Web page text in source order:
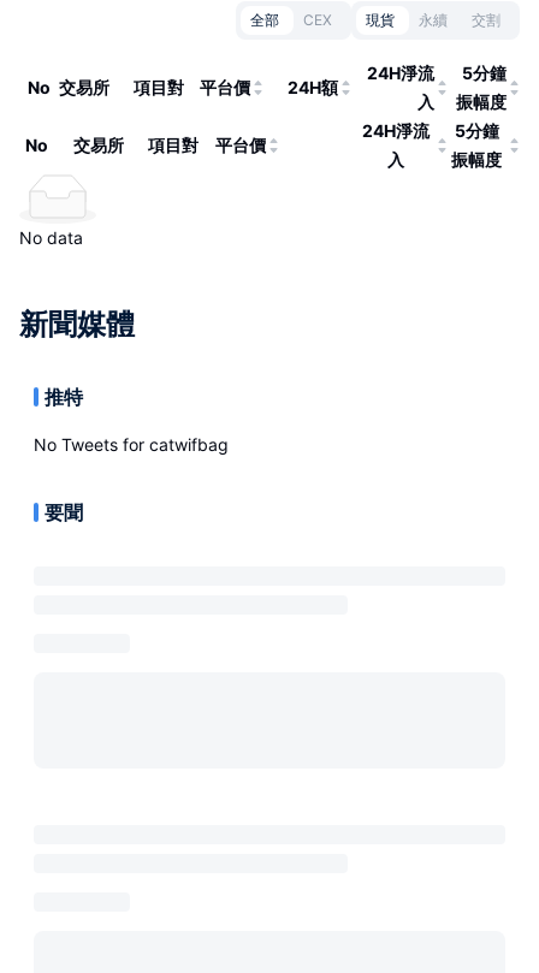
全部 CEX 現貨 永續 交割
No 交易所 項目對 平台價 24H額
24H淨流
入
5分鐘
振幅度
No 交易所 項目對 平台價
24H淨流
入
5分鐘
振幅度
No data
新聞媒體
推特
No Tweets for catwifbag
要聞